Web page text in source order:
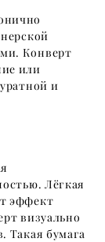
Конверт
или
и
Лёгкая
эффект
визуально
Такая бумага